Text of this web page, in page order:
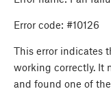
Error code: #10126
This error indicates
working correctly. It
and found one of